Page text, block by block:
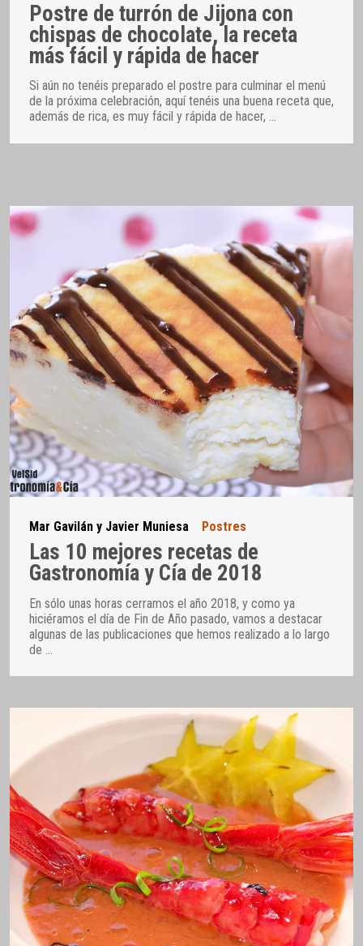
Postre de turrón de Jijona con
chispas de chocolate, la receta
más fácil y rápida de hacer
Si aún no tenéis preparado el postre para culminar el menú
de la próxima celebración, aquí tenéis una buena receta que,
además de rica, es muy fácil y rápida de hacer, …
Mar Gavilán y Javier Muniesa Postres
Las 10 mejores recetas de
Gastronomía y Cía de 2018
En sólo unas horas cerramos el año 2018, y como ya
hiciéramos el día de Fin de Año pasado, vamos a destacar
algunas de las publicaciones que hemos realizado a lo largo
de